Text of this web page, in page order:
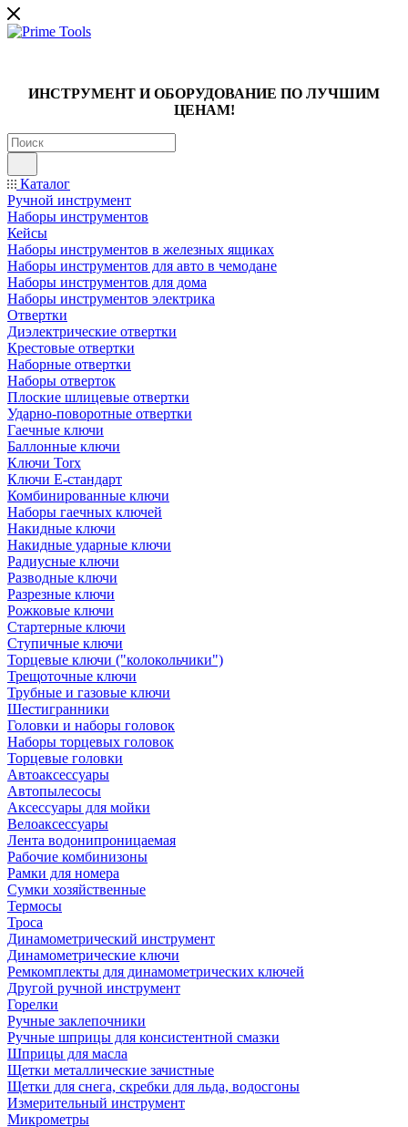
ИНСТРУМЕНТ И ОБОРУДОВАНИЕ ПО ЛУЧШИМ
ЦЕНАМ!
Каталог
Ручной инструмент
Наборы инструментов
Кейсы
Наборы инструментов в железных ящиках
Наборы инструментов для авто в чемодане
Наборы инструментов для дома
Наборы инструментов электрика
Отвертки
Диэлектрические отвертки
Крестовые отвертки
Наборные отвертки
Наборы отверток
Плоские шлицевые отвертки
Ударно-поворотные отвертки
Гаечные ключи
Баллонные ключи
Ключи Torx
Ключи Е-стандарт
Комбинированные ключи
Наборы гаечных ключей
Накидные ключи
Накидные ударные ключи
Радиусные ключи
Разводные ключи
Разрезные ключи
Рожковые ключи
Стартерные ключи
Ступичные ключи
Торцевые ключи ("колокольчики")
Трещоточные ключи
Трубные и газовые ключи
Шестигранники
Головки и наборы головок
Наборы торцевых головок
Торцевые головки
Автоаксессуары
Автопылесосы
Аксессуары для мойки
Велоаксессуары
Лента водонипроницаемая
Рабочие комбинизоны
Рамки для номера
Сумки хозяйственные
Термосы
Троса
Динамометрический инструмент
Динамометрические ключи
Ремкомплекты для динамометрических ключей
Другой ручной инструмент
Горелки
Ручные заклепочники
Ручные шприцы для консистентной смазки
Шприцы для масла
Щетки металлические зачистные
Щетки для снега, скребки для льда, водосгоны
Измерительный инструмент
Микрометры